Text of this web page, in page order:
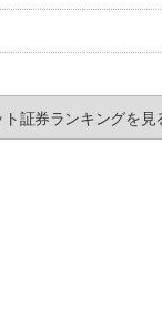
ト証券ランキングを